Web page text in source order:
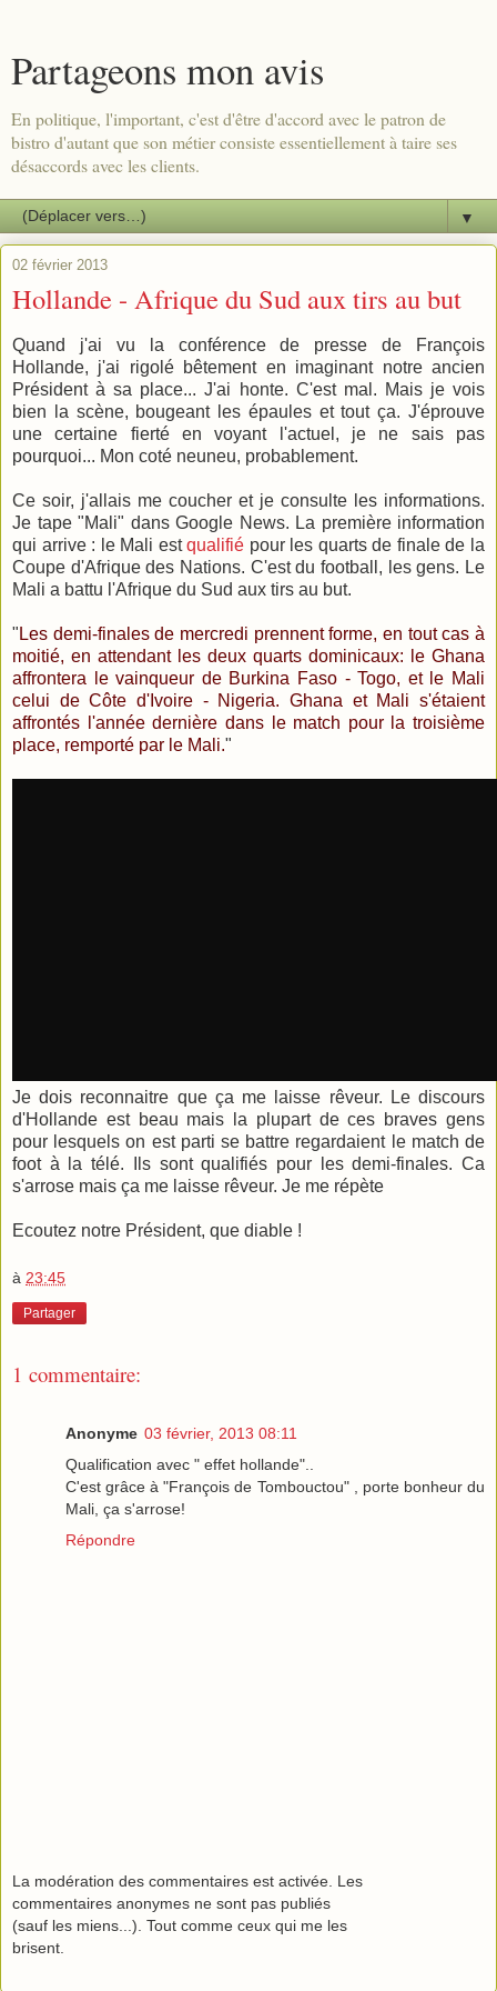
Partageons mon avis
En politique, l'important, c'est d'être d'accord avec le patron de
bistro d'autant que son métier consiste essentiellement à taire ses
désaccords avec les clients.
▼
02 février 2013
Hollande - Afrique du Sud aux tirs au but
Quand j'ai vu la conférence de presse de François
Hollande, j'ai rigolé bêtement en imaginant notre ancien
Président à sa place... J'ai honte. C'est mal. Mais je vois
bien la scène, bougeant les épaules et tout ça. J'éprouve
une certaine fierté en voyant l'actuel, je ne sais pas
pourquoi... Mon coté neuneu, probablement.
Ce soir, j'allais me coucher et je consulte les informations.
Je tape "Mali" dans Google News. La première information
qui arrive : le Mali estqualifié pour les quarts de finale de la
Coupe d'Afrique des Nations. C'est du football, les gens. Le
Mali a battu l'Afrique du Sud aux tirs au but.
" Les demi-finales de mercredi prennent forme, en tout cas à
moitié, en attendant les deux quarts dominicaux: le Ghana
affrontera le vainqueur de Burkina Faso - Togo, et le Mali
celui de Côte d'Ivoire - Nigeria. Ghana et Mali s'étaient
affrontés l'année dernière dans le match pour la troisième
place, remporté par le Mali."
Je dois reconnaitre que ça me laisse rêveur. Le discours
d'Hollande est beau mais la plupart de ces braves gens
pour lesquels on est parti se battre regardaient le match de
foot à la télé. Ils sont qualifiés pour les demi-finales. Ca
s'arrose mais ça me laisse rêveur. Je me répète
Ecoutez notre Président, que diable !
à 23:45
Partager
1 commentaire:
Anonyme 03 février, 2013 08:11
Qualification avec " effet hollande"..
C'est grâce à "François de Tombouctou" , porte bonheur du
Mali, ça s'arrose!
Répondre
La modération des commentaires est activée. Les
commentaires anonymes ne sont pas publiés
(sauf les miens...). Tout comme ceux qui me les
brisent.